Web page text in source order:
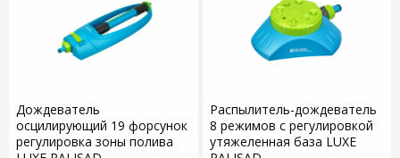
Дождеватель
осцилирующий 19 форсунок
регулировка зоны полива
Распылитель-дождеватель
8 режимов с регулировкой
утяжеленная база LUXE